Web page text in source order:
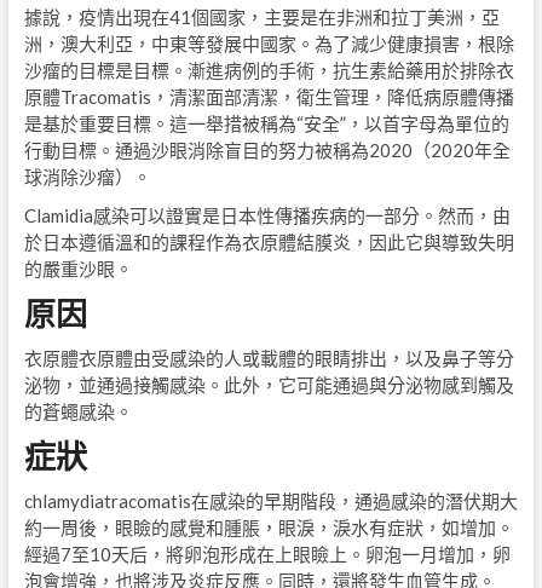
據說，疫情出現在41個國家，主要是在非洲和拉丁美洲，亞
洲，澳大利亞，中東等發展中國家。為了減少健康損害，根除
沙瘤的目標是目標。漸進病例的手術，抗生素給藥用於排除衣
原體Tracomatis，清潔面部清潔，衛生管理，降低病原體傳播
是基於重要目標。這一舉措被稱為“安全”，以首字母為單位的
行動目標。通過沙眼消除盲目的努力被稱為2020（2020年全
球消除沙瘤）。
Clamidia感染可以證實是日本性傳播疾病的一部分。然而，由
於日本遵循溫和的課程作為衣原體結膜炎，因此它與導致失明
的嚴重沙眼。
原因
衣原體衣原體由受感染的人或載體的眼睛排出，以及鼻子等分
泌物，並通過接觸感染。此外，它可能通過與分泌物感到觸及
的蒼蠅感染。
症狀
chlamydiatracomatis在感染的早期階段，通過感染的潛伏期大
約一周後，眼瞼的感覺和腫脹，眼淚，淚水有症狀，如增加。
經過7至10天后，將卵泡形成在上眼瞼上。卵泡一月增加，卵
泡會增強，也將涉及炎症反應。同時，還將發生血管生成。